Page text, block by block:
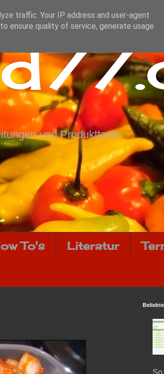
und Produkttests
To's Literatur
traffic. Your IP address and user-agent
ensure quality of service, generate usage